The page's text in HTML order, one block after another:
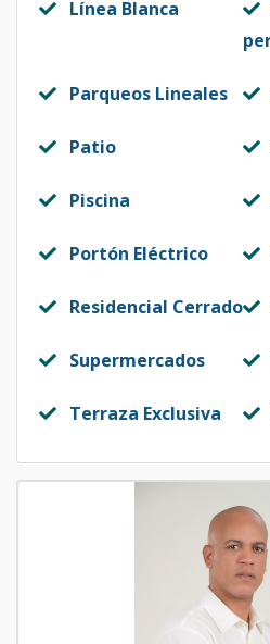
Línea Blanca
Parqueos Lineales
Patio
Piscina
Portón Eléctrico
Residencial Cerrado
Supermercados
Terraza Exclusiva